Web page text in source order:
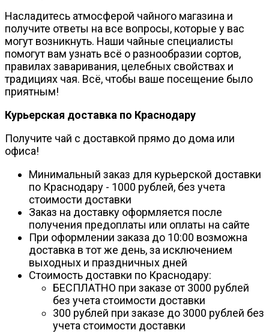
Насладитесь атмосферой чайного магазина и
получите ответы на все вопросы, которые у вас
могут возникнуть. Наши чайные специалисты
помогут вам узнать всё о разнообразии сортов,
правилах заваривания, целебных свойствах и
традициях чая. Всё, чтобы ваше посещение было
приятным!
Курьерская доставка по Краснодару
Получите чай с доставкой прямо до дома или
офиса!
Минимальный заказ для курьерской доставки
по Краснодару - 1000 рублей, без учета
стоимости доставки
Заказ на доставку оформляется после
получения предоплаты или оплаты на сайте
При оформлении заказа до 10:00 возможна
доставка в тот же день, за исключением
выходных и праздничных дней
Стоимость доставки по Краснодару:
БЕСПЛАТНО при заказе от 3000 рублей
без учета стоимости доставки
300 рублей при заказе до 3000 рублей без
учета стоимости доставки